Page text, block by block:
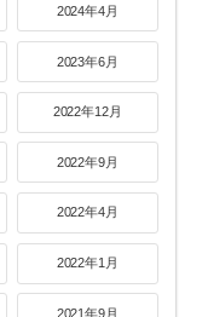
2024年4月
2023年6月
2022年12月
2022年9月
2022年4月
2022年1月
2021年9月